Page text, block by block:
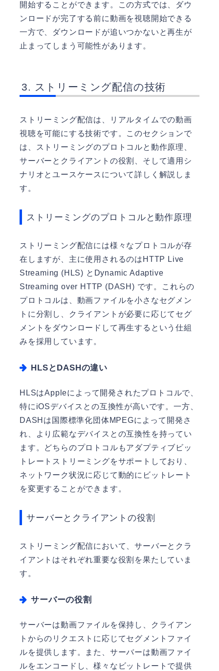
開始することができます。この方式では、ダウ
ンロードが完了する前に動画を視聴開始できる
一方で、ダウンロードが追いつかないと再生が
止まってしまう可能性があります。
ストリーミング配信の技術
ストリーミング配信は、リアルタイムでの動画
視聴を可能にする技術です。このセクションで
は、ストリーミングのプロトコルと動作原理、
サーバーとクライアントの役割、そして適用シ
ナリオとユースケースについて詳しく解説しま
す。
ストリーミングのプロトコルと動作原理
ストリーミング配信には様々なプロトコルが存
在しますが、主に使用されるのはHTTP Live
Streaming (HLS) とDynamic Adaptive
Streaming over HTTP (DASH) です。これらの
プロトコルは、動画ファイルを小さなセグメン
トに分割し、クライアントが必要に応じてセグ
メントをダウンロードして再生するという仕組
みを採用しています。
HLSとDASHの違い
HLSはAppleによって開発されたプロトコルで、
特にiOSデバイスとの互換性が高いです。一方、
DASHは国際標準化団体MPEGによって開発さ
れ、より広範なデバイスとの互換性を持ってい
ます。どちらのプロトコルもアダプティブビッ
トレートストリーミングをサポートしており、
ネットワーク状況に応じて動的にビットレート
を変更することができます。
サーバーとクライアントの役割
ストリーミング配信において、サーバーとクラ
イアントはそれぞれ重要な役割を果たしていま
す。
サーバーの役割
サーバーは動画ファイルを保持し、クライアン
トからのリクエストに応じてセグメントファイ
ルを提供します。また、サーバーは動画ファイ
ルをエンコードし、様々なビットレートで提供